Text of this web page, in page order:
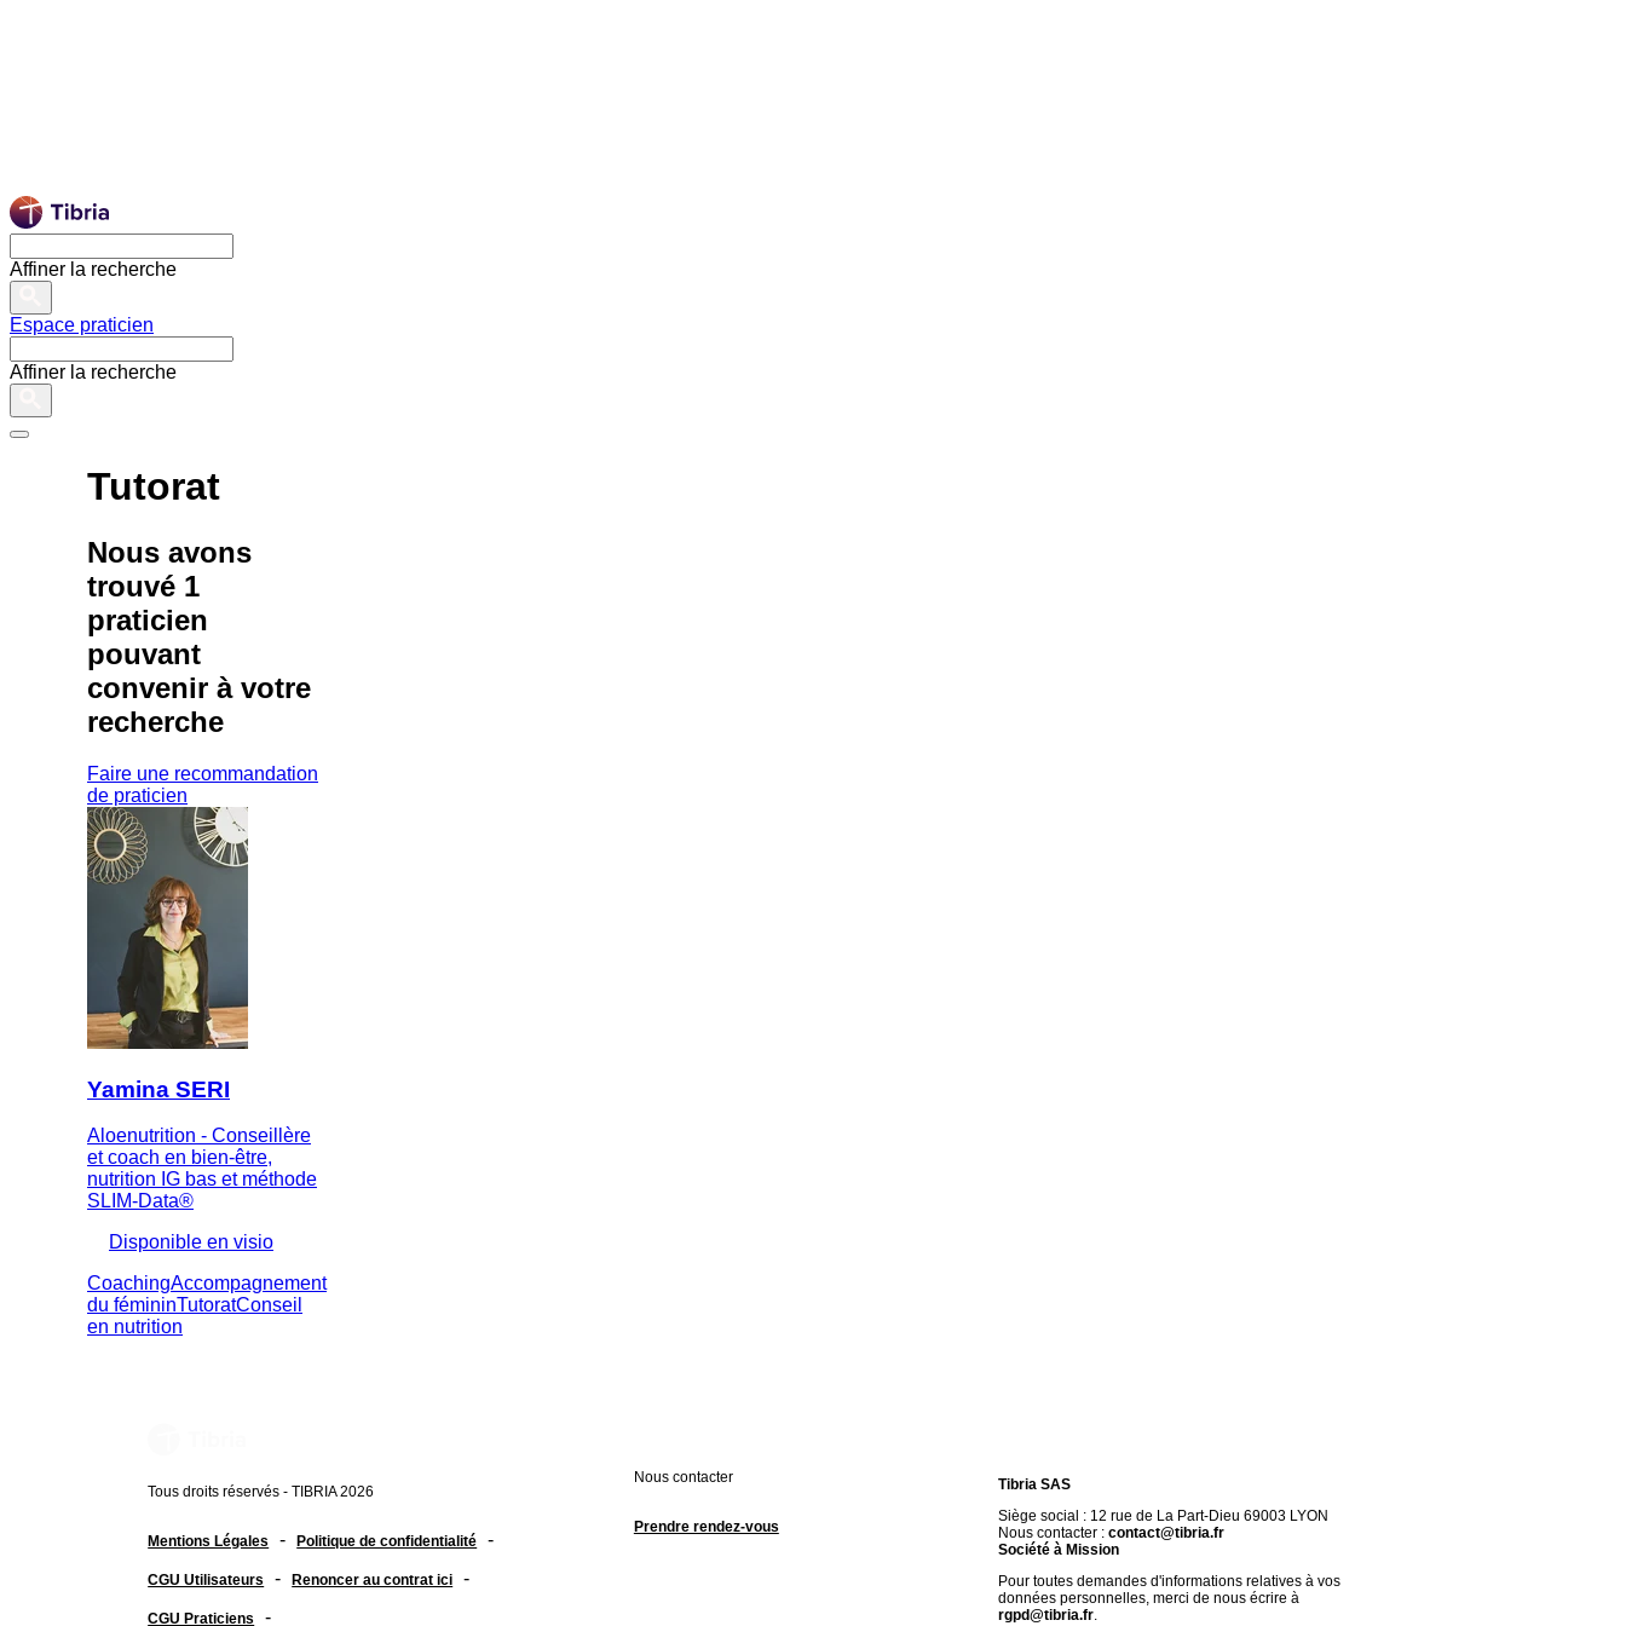
Affiner la recherche
Espace praticien
Affiner la recherche
Tutorat
Nous avons
trouvé 1
praticien
pouvant
convenir à votre
recherche
Faire une recommandation
de praticien
Yamina SERI
Aloenutrition - Conseillère
et coach en bien-être,
nutrition IG bas et méthode
SLIM-Data®
Disponible en visio
CoachingAccompagnement
du fémininTutoratConseil
en nutrition
Tous droits réservés - TIBRIA 2026
Mentions Légales - Politique de confidentialité -
CGU Utilisateurs - Renoncer au contrat ici -
CGU Praticiens -
Nous contacter
Prendre rendez-vous
Tibria SAS
Siège social : 12 rue de La Part-Dieu 69003 LYON
Nous contacter :contact@tibria.fr
Société à Mission
Pour toutes demandes d'informations relatives à vos
données personnelles, merci de nous écrire à
rgpd@tibria.fr